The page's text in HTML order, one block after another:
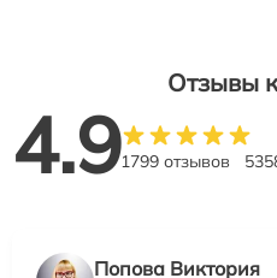
Отзывы
4.91799 отзывов
Попова Виктория